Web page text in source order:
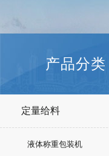
产品分类
定量给料
液体称重包装机